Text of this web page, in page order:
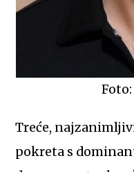
Treće,
pokreta s